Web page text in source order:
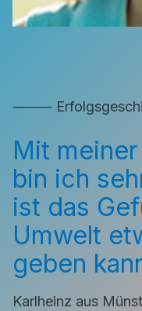
⸻
Mit
bin ich
ist das
Umwelt
geben
Karlheinz aus